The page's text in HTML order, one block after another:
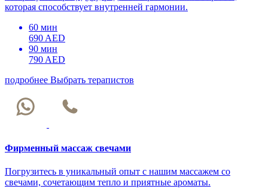
которая способствует внутренней гармонии.
60 мин
690 AED
90 мин
790 AED
подробнее Выбрать терапистов
Фирменный массаж свечами
Погрузитесь в уникальный опыт с нашим массажем со
свечами, сочетающим тепло и приятные ароматы.